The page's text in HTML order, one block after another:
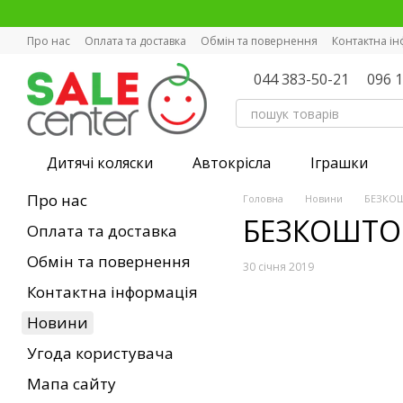
Про нас Оплата та доставка Обмін та повернення Контактна
044 383-50-21 096
Дитячі коляски Автокрісла Іграшки
Головна Новини
30 січня 2019
Про нас
Оплата та доставка
Обмін та повернення
Контактна інформація
Новини
Угода користувача
Мапа сайту